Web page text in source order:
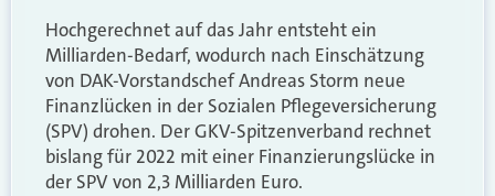
Hochgerechnet auf das Jahr entsteht ein
Milliarden-Bedarf, wodurch nach Einschätzung
von DAK-Vorstandschef Andreas Storm neue
Finanzlücken in der Sozialen Pflegeversicherung
(SPV) drohen. Der GKV-Spitzenverband rechnet
bislang für 2022 mit einer Finanzierungslücke in
der SPV von 2,3 Milliarden Euro.